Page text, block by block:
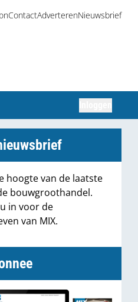
ContactAdverterenNieuwsbrief
hoogte van de laatste
bouwgroothandel.
in voor de
van MIX.